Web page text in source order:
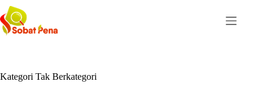
Skip
to
content
Kategori Tak Berkategori